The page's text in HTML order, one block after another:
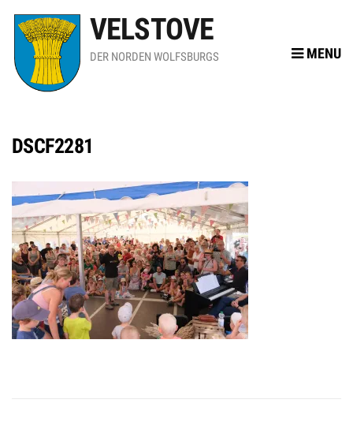
VELSTOVE
DER NORDEN WOLFSBURGS MENU
DSCF2281